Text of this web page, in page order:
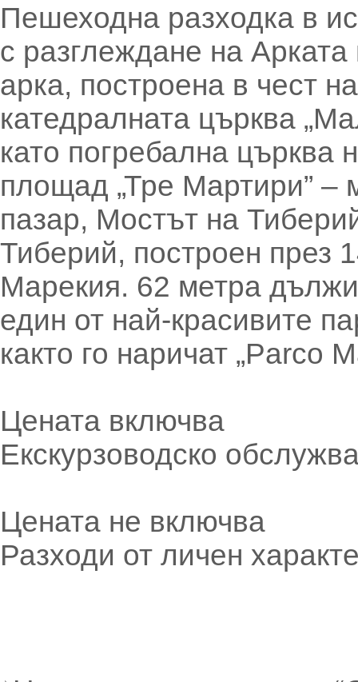
Пешеходна разходка в
с разглеждане на
арка, построена в чест
катедралната църква
като погребална
площад „Тре Мартири” –
пазар, Мостът на
Тиберий, построен през
Марекия. 62 метра
един от най-красивите
както го наричат „Parco
Цената включва
Екскурзоводско
Цената не включва
Разходи от личен